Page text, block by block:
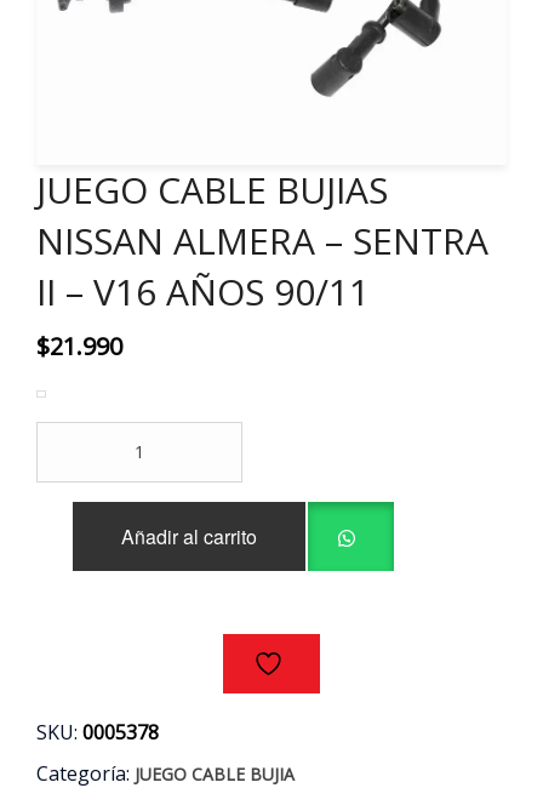
JUEGO CABLE BUJIAS
NISSAN ALMERA – SENTRA
II – V16 AÑOS 90/11
$21.990
BUJIAS
NISSAN
cantidad
Añadir al carrito
SKU: 0005378
Categoría: JUEGO CABLE BUJIA